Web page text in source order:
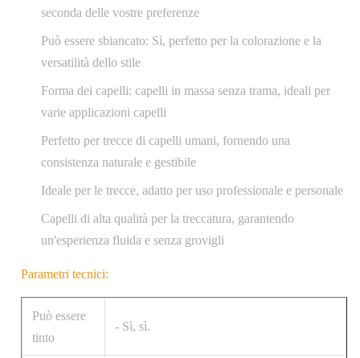
seconda delle vostre preferenze
Può essere sbiancato: Sì, perfetto per la colorazione e la
versatilità dello stile
Forma dei capelli: capelli in massa senza trama, ideali per
varie applicazioni capelli
Perfetto per trecce di capelli umani, fornendo una
consistenza naturale e gestibile
Ideale per le trecce, adatto per uso professionale e personale
Capelli di alta qualità per la treccatura, garantendo
un'esperienza fluida e senza grovigli
Parametri tecnici:
Può essere
tinto
- Sì, sì.